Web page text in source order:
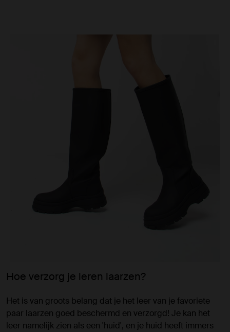
Hoe verzorg je leren laarzen?
Het is van groots belang dat je het leer van je favoriete
paar laarzen goed beschermd en verzorgd! Je kan het
leer namelijk zien als een 'huid', en je huid heeft immers